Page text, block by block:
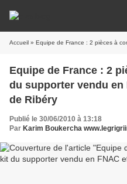
Accueil » Equipe de France : 2 pièces à conviction : le
Equipe de France : 2
du supporter vendu en
de Ribéry
Publié le 30/06/2010 à 13:18
Par Karim Boukercha